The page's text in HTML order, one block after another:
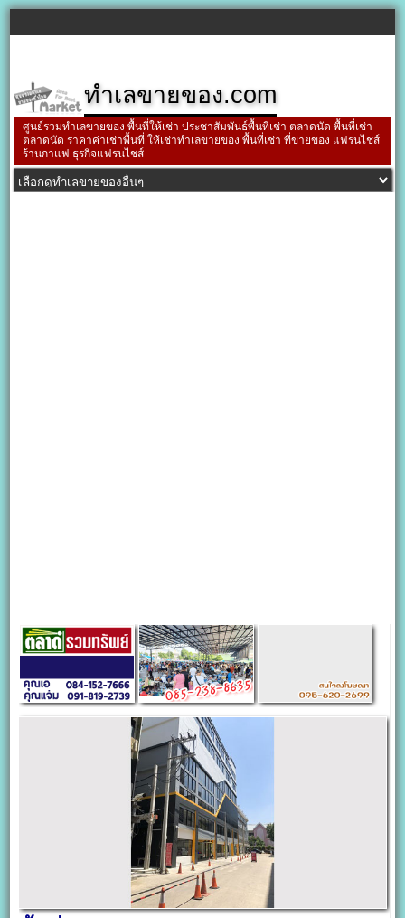
ทำเลขายของ.com
ศูนย์รวมทำเลขายของ พื้นที่ให้เช่า ประชาสัมพันธ์พื้นที่เช่า ตลาดนัด พื้นที่เช่า
ตลาดนัด ราคาค่าเช่าพื้นที่ ให้เช่าทำเลขายของ พื้นที่เช่า ที่ขายของ แฟรนไชส์
ร้านกาแฟ ธุรกิจแฟรนไชส์